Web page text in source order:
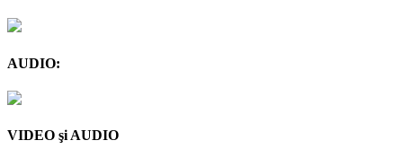
AUDIO:
VIDEO şi AUDIO